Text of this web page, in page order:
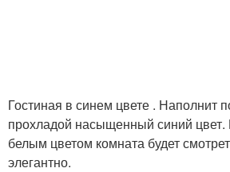
Гостиная в синем цвете . Наполнит
прохладой насыщенный синий цвет.
белым цветом комната будет
элегантно.